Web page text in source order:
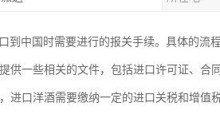
到中国时需要进行的报关手续。具体的流
供一些相关的文件，包括进口许可证、合
进口洋酒需要缴纳一定的进口关税和增值